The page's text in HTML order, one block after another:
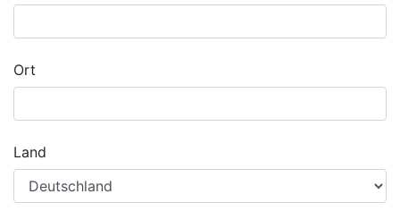
Ort
Land